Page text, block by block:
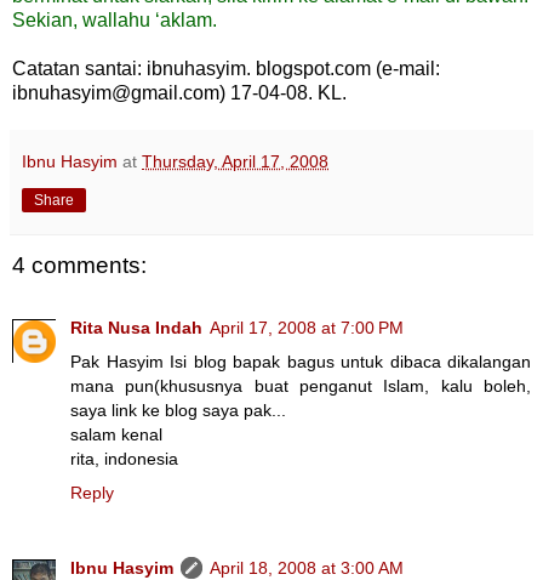
Sekian, wallahu ‘aklam.
Catatan santai: ibnuhasyim. blogspot.com (e-mail:
ibnuhasyim@gmail.com) 17-04-08. KL.
Ibnu Hasyim at Thursday, April 17, 2008
Share
4 comments:
Rita Nusa Indah April 17, 2008 at 7:00 PM
Pak Hasyim Isi blog bapak bagus untuk dibaca dikalangan
mana pun(khususnya buat penganut Islam, kalu boleh,
saya link ke blog saya pak...
salam kenal
rita, indonesia
Reply
Ibnu Hasyim
April 18, 2008 at 3:00 AM